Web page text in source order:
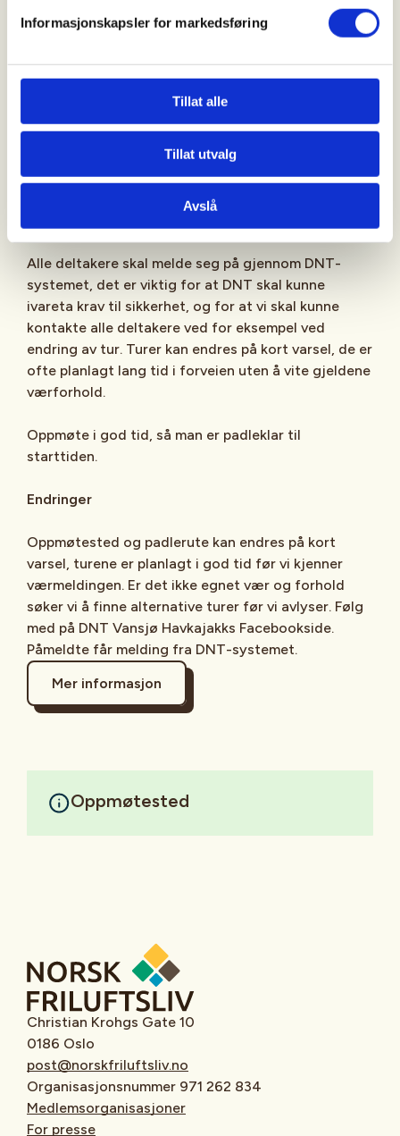
Informasjonskapsler for markedsføring
Tillat alle
Tillat utvalg
Avslå
padling når det er aktuelt. Alle må være selvforsynt
med mat og utstyr, men ta gjerne med noe for å
bålet når det er aktuelt.
kravene for Grunnkurs Hav: Havkajakk (med
redningsline og minst 2 vanntette skott),
spruttrekk, padlevest og klær etter forholdene.
Alle deltakere skal melde seg på gjennom DNT-
systemet, det er viktig for at DNT skal kunne
ivareta krav til sikkerhet, og for at vi skal kunne
kontakte alle deltakere ved for eksempel ved
endring av tur. Turer kan endres på kort varsel, de er
ofte planlagt lang tid i forveien uten å vite gjeldene
værforhold.
Oppmøte i god tid, så man er padleklar til
starttiden.
Endringer
Oppmøtested og padlerute kan endres på kort
varsel, turene er planlagt i god tid før vi kjenner
værmeldingen. Er det ikke egnet vær og forhold
søker vi å finne alternative turer før vi avlyser. Følg
med på DNT Vansjø Havkajakks Facebookside.
Påmeldte får melding fra DNT-systemet.
Mer informasjon
Oppmøtested
Christian Krohgs Gate 10
0186 Oslo
post@norskfriluftsliv.no
Organisasjonsnummer 971 262 834
Medlemsorganisasjoner
For presse